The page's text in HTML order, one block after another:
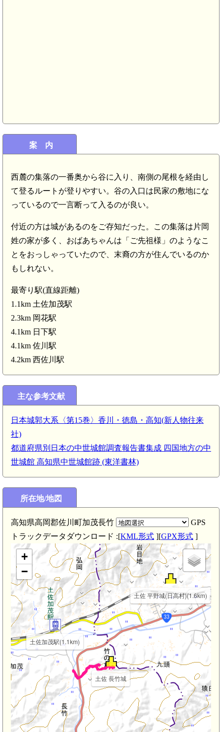
案 内
西麓の集落の一番奥から谷に入り、南側の尾根を経由し
て登るルートが登りやすい。谷の入口は民家の敷地にな
っているので一言断って入るのが良い。
付近の方は城があるのをご存知だった。この集落は片岡
姓の家が多く、おばあちゃんは「ご先祖様」のようなこ
とをおっしゃっていたので、末裔の方が住んでいるのか
もしれない。
最寄り駅(直線距離)
1.1km 土佐加茂駅
2.3km 岡花駅
4.1km 日下駅
4.1km 佐川駅
4.2km 西佐川駅
主な参考文献
日本城郭大系〈第15巻〉香川・徳島・高知(新人物往来
社)
都道府県別日本の中世城館調査報告書集成 四国地方の中
世城館 高知県中世城館跡 (東洋書林)
所在地/地図
高知県高岡郡佐川町加茂長竹
GPS
トラックデータダウンロード :[KML形式 ][GPX形式 ]
土佐加茂駅(1.1km)
岡
土佐 長竹城
土佐 平野城(日高村)(1.6km)
+
−